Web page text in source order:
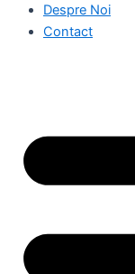
Despre Noi
Contact